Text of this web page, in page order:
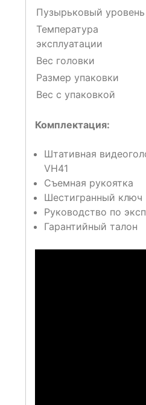
Пузырьковый уровень
Температура
эксплуатации
Вес головки
Размер упаковки
Вес с упаковкой
Комплектация:
Штативная
VH41
Съемная рукоятка
Шестигранный ключ
Руководство по
Гарантийный талон